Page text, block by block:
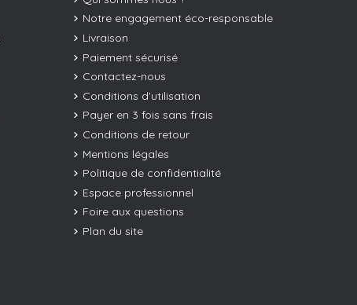
Notre engagement éco-responsable
Livraison
Paiement sécurisé
Contactez-nous
Conditions d'utilisation
Payer en 3 fois sans frais
Conditions de retour
Mentions légales
Politique de confidentialité
Espace professionnel
Foire aux questions
Plan du site